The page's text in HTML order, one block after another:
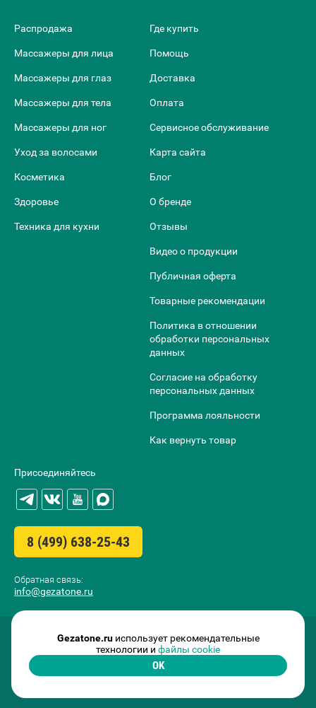
Распродажа
Массажеры для лица
Массажеры для глаз
Массажеры для тела
Массажеры для ног
Уход за волосами
Косметика
Здоровье
Техника для кухни
Где купить
Помощь
Доставка
Оплата
Сервисное обслуживание
Карта сайта
Блог
О бренде
Отзывы
Видео о продукции
Публичная оферта
Товарные рекомендации
Политика в отношении
обработки персональных
данных
Согласие на обработку
персональных данных
Программа лояльности
Как вернуть товар
Присоединяйтесь
8 (499) 638-25-43
Обратная связь:
info@gezatone.ru
2009-2026 ©GEZATONE I.T.C. FRANCE
ООО «МИТРИДАТ» ОГРН 1097746500829 ИНН 7727696979
Gezatone.ruиспользует рекомендательные
технологии и файлы cookie
OK